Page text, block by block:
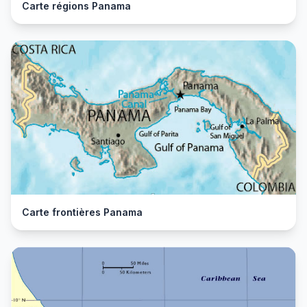
Carte régions Panama
Carte frontières Panama